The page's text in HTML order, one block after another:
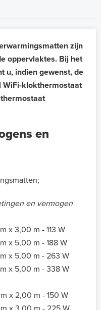
zijn
oppervlaktes. Bij het
u, indien gewenst, de
WiFi-klokthermostaat
en
en vermogen
x 3,00 m - 113 W
x 5,00 m - 188 W
x 5,00 m - 263 W
x 5,00 m - 338 W
x 2,00 m - 150 W